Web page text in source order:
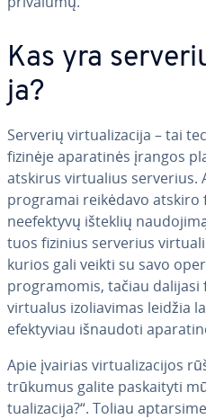
Kas yra
ja?
Serverių vir­tu­ali­za­ci­ja – tai
fizinėje apa­ra­ti­nės įrangos
atskirus vir­tu­alius serverius.
programai reikėdavo atskiro
ne­e­fek­ty­vų išteklių
tuos fizinius serverius
kurios gali veikti su savo
prog­ra­mo­mis, tačiau dalijasi
virtualus izo­lia­vi­mas leidžia
efek­ty­viau išnaudoti
Apie įvairias vir­tu­ali­za­ci­jos
trūkumus galite paskai­ty­ti
tu­ali­za­ci­ja?“. Toliau